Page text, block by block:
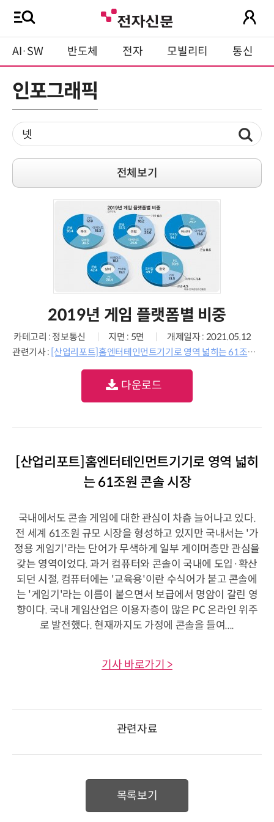
AI·SW 반도체 전자 모빌리티 통신
인포그래픽
전체보기
2019년 게임 플랫폼별 비중
카테고리 : 정보통신 지면 : 5면
개제일자 : 2021.05.12
관련기사 : [산업리포트]홈엔터테인먼트기기로 영역 넓히는 61조원 콘솔 시장
다운로드
[산업리포트]홈엔터테인먼트기기로 영역 넓히
는 61조원 콘솔 시장
국내에서도 콘솔 게임에 대한 관심이 차츰 늘어나고 있다.
전 세계 61조원 규모 시장을 형성하고 있지만 국내서는 '가
정용 게임기'라는 단어가 무색하게 일부 게이머층만 관심을
갖는 영역이었다. 과거 컴퓨터와 콘솔이 국내에 도입·확산
되던 시절, 컴퓨터에는 '교육용'이란 수식어가 붙고 콘솔에
는 '게임기'라는 이름이 붙으면서 보급에서 명암이 갈린 영
향이다. 국내 게임산업은 이용자층이 많은 PC 온라인 위주
로 발전했다. 현재까지도 가정에 콘솔을 들여....
기사 바로가기 >
관련자료
목록보기